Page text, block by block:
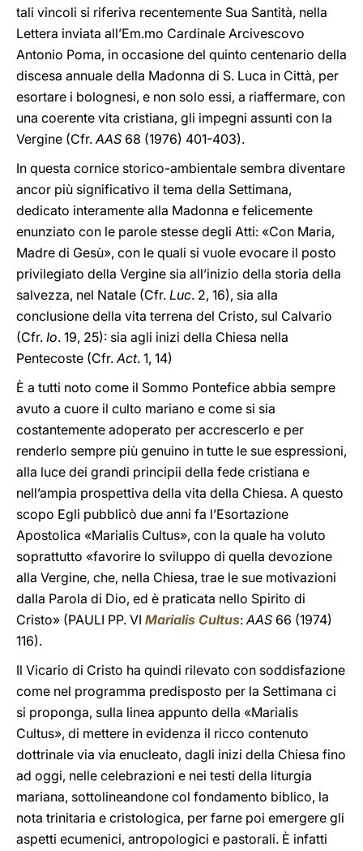
tali vincoli si riferiva recentemente Sua Santità, nella
Lettera inviata all’Em.mo Cardinale Arcivescovo
Antonio Poma, in occasione del quinto centenario della
discesa annuale della Madonna di S. Luca in Città, per
esortare i bolognesi, e non solo essi, a riaffermare, con
una coerente vita cristiana, gli impegni assunti con la
Vergine (Cfr.AAS 68 (1976) 401-403).
In questa cornice storico-ambientale sembra diventare
ancor più significativo il tema della Settimana,
dedicato interamente alla Madonna e felicemente
enunziato con le parole stesse degli Atti: «Con Maria,
Madre di Gesù», con le quali si vuole evocare il posto
privilegiato della Vergine sia all’inizio della storia della
salvezza, nel Natale (Cfr. Luc. 2, 16), sia alla
conclusione della vita terrena del Cristo, sul Calvario
(Cfr. Io. 19, 25): sia agli inizi della Chiesa nella
Pentecoste (Cfr.Act. 1, 14)
È a tutti noto come il Sommo Pontefice abbia sempre
avuto a cuore il culto mariano e come si sia
costantemente adoperato per accrescerlo e per
renderlo sempre più genuino in tutte le sue espressioni,
alla luce dei grandi principii della fede cristiana e
nell’ampia prospettiva della vita della Chiesa. A questo
scopo Egli pubblicò due anni fa l’Esortazione
Apostolica «Marialis Cultus», con la quale ha voluto
soprattutto «favorire lo sviluppo di quella devozione
alla Vergine, che, nella Chiesa, trae le sue motivazioni
dalla Parola di Dio, ed è praticata nello Spirito di
Cristo» (PAULI PP. VI Marialis Cultus:AAS 66 (1974)
116).
Il Vicario di Cristo ha quindi rilevato con soddisfazione
come nel programma predisposto per la Settimana ci
si proponga, sulla linea appunto della «Marialis
Cultus», di mettere in evidenza il ricco contenuto
dottrinale via via enucleato, dagli inizi della Chiesa fino
ad oggi, nelle celebrazioni e nei testi della liturgia
mariana, sottolineandone col fondamento biblico, la
nota trinitaria e cristologica, per farne poi emergere gli
aspetti ecumenici, antropologici e pastorali. È infatti